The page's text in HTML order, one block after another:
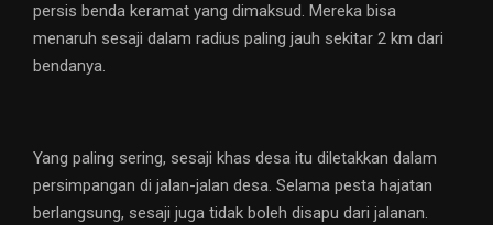
persis benda keramat yang dimaksud. Mereka bisa
menaruh sesaji dalam radius paling jauh sekitar 2 km dari
bendanya.
Yang paling sering, sesaji khas desa itu diletakkan dalam
persimpangan di jalan-jalan desa. Selama pesta hajatan
berlangsung, sesaji juga tidak boleh disapu dari jalanan.